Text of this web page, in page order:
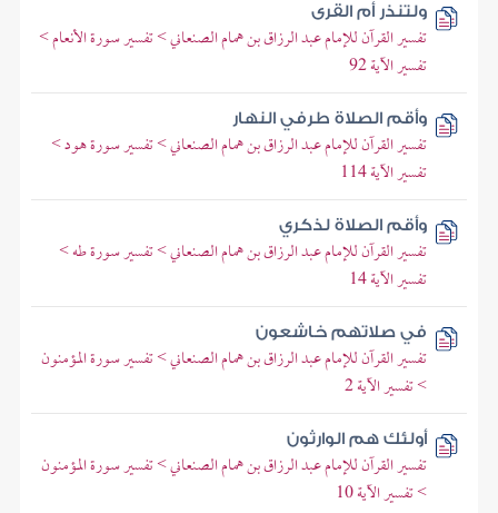
ولتنذر أم القرى
تفسير القرآن للإمام عبد الرزاق بن همام الصنعاني > تفسير سورة الأنعام >
تفسير الآية 92
وأقم الصلاة طرفي النهار
تفسير القرآن للإمام عبد الرزاق بن همام الصنعاني > تفسير سورة هود >
تفسير الآية 114
وأقم الصلاة لذكري
تفسير القرآن للإمام عبد الرزاق بن همام الصنعاني > تفسير سورة طه >
تفسير الآية 14
في صلاتهم خاشعون
تفسير القرآن للإمام عبد الرزاق بن همام الصنعاني > تفسير سورة المؤمنون
> تفسير الآية 2
أولئك هم الوارثون
تفسير القرآن للإمام عبد الرزاق بن همام الصنعاني > تفسير سورة المؤمنون
> تفسير الآية 10